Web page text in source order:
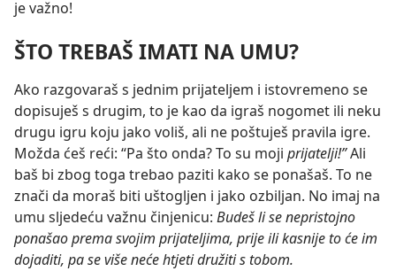
je važno!
ŠTO TREBAŠ IMATI NA UMU?
Ako razgovaraš s jednim prijateljem i istovremeno se
dopisuješ s drugim, to je kao da igraš nogomet ili neku
drugu igru koju jako voliš, ali ne poštuješ pravila igre.
Možda ćeš reći: “Pa što onda? To su moji prijatelji!”Ali
baš bi zbog toga trebao paziti kako se ponašaš. To ne
znači da moraš biti uštogljen i jako ozbiljan. No imaj na
umu sljedeću važnu činjenicu: Budeš li se nepristojno
ponašao prema svojim prijateljima, prije ili kasnije to će im
dojaditi, pa se više neće htjeti družiti s tobom.